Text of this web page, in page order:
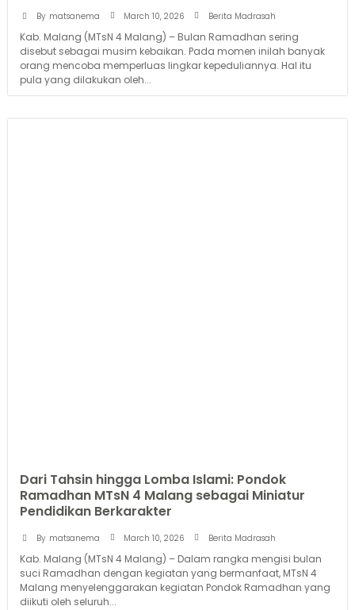
By matsanema March 10, 2026 Berita Madrasah
Kab. Malang (MTsN 4 Malang) – Bulan Ramadhan sering
disebut sebagai musim kebaikan. Pada momen inilah banyak
orang mencoba memperluas lingkar kepeduliannya. Hal itu
pula yang dilakukan oleh...
Dari Tahsin hingga Lomba Islami: Pondok
Ramadhan MTsN 4 Malang sebagai Miniatur
Pendidikan Berkarakter
By matsanema March 10, 2026 Berita Madrasah
Kab. Malang (MTsN 4 Malang) – Dalam rangka mengisi bulan
suci Ramadhan dengan kegiatan yang bermanfaat, MTsN 4
Malang menyelenggarakan kegiatan Pondok Ramadhan yang
diikuti oleh seluruh...